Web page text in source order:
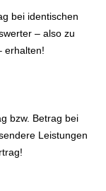
bei identischen
– also zu
erhalten!
bzw. Betrag bei
Leistungen